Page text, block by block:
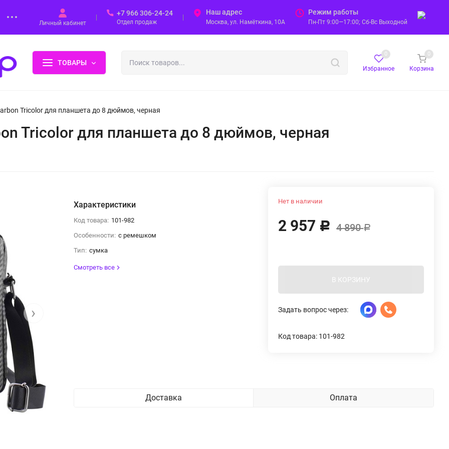
Личный кабинет
+7 966 306-24-24
Отдел продаж
Наш адрес
Москва, ул. Намёткина, 10А
Режим работы
Пн-Пт 9:00—17:00; Сб-Вс Выходной
ТОВАРЫ
Избранное
0
Корзина
0
Tricolor для планшета до 8 дюймов, черная
Tricolor для планшета до 8 дюймов, черная
›
Характеристики
Код товара: 101-982
Особенности: с ремешком
Тип: сумка
Смотреть все
Нет в наличии
2 957 Р 4 890Р
В КОРЗИНУ
Задать вопрос через:
Код товара: 101-982
Доставка Оплата